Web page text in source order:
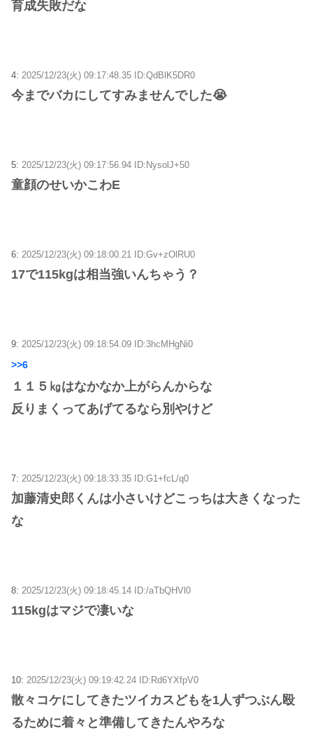
育成失敗だな
4: 2025/12/23(火) 09:17:48.35 ID:QdBlK5DR0
今までバカにしてすみませんでした😭
5: 2025/12/23(火) 09:17:56.94 ID:NysolJ+50
童顔のせいかこわE
6: 2025/12/23(火) 09:18:00.21 ID:Gv+zOlRU0
17で115kgは相当強いんちゃう？
9: 2025/12/23(火) 09:18:54.09 ID:3hcMHgNi0
>>6
１１５㎏はなかなか上がらんからな
反りまくってあげてるなら別やけど
7: 2025/12/23(火) 09:18:33.35 ID:G1+fcL/q0
加藤清史郎くんは小さいけどこっちは大きくなった
な
8: 2025/12/23(火) 09:18:45.14 ID:/aTbQHVl0
115kgはマジで凄いな
10: 2025/12/23(火) 09:19:42.24 ID:Rd6YXfpV0
散々コケにしてきたツイカスどもを1人ずつぶん殴
るために着々と準備してきたんやろな